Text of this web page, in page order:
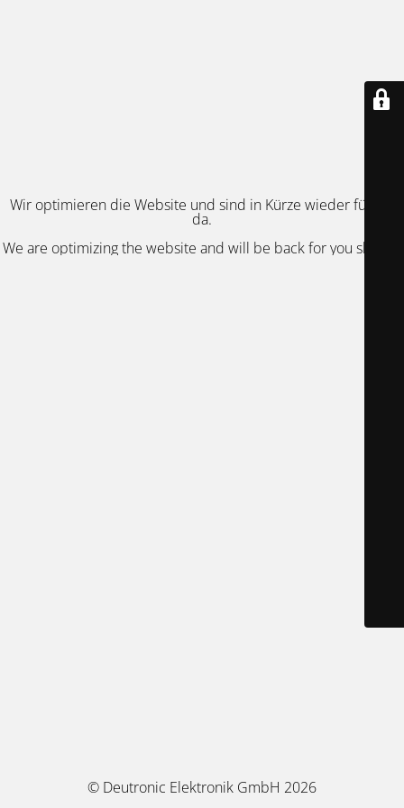
Wir optimieren die Website und sind in Kürze wieder für Sie
da.
We are optimizing the website and will be back for you shortly.
© Deutronic Elektronik GmbH 2026